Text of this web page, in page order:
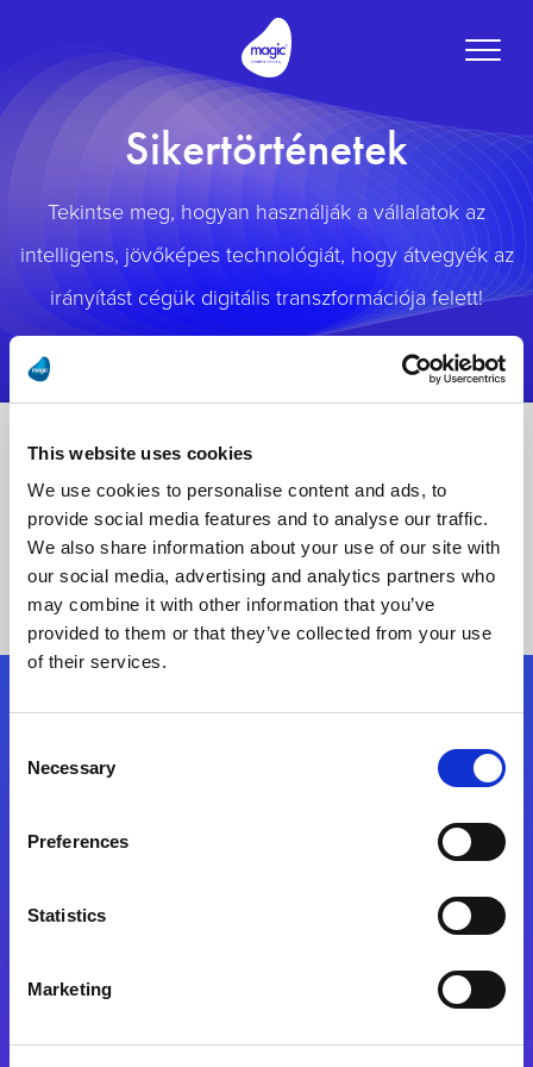
This website uses cookies
We use cookies to personalise content and ads, to
provide social media features and to analyse our traffic.
We also share information about your use of our site with
our social media, advertising and analytics partners who
may combine it with other information that you’ve
provided to them or that they’ve collected from your use
of their services.
Selection
Necessary
Preferences
Statistics
Marketing
Toggle
Sikertörténetek
Tekintse meg, hogyan használják a vállalatok az
intelligens, jövőképes technológiát, hogy átvegyék az
irányítást cégük digitális transzformációja felett!
Kövessen minket!